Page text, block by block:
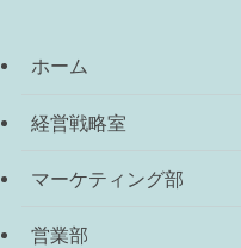
ホーム
経営戦略室
マーケティング部
営業部